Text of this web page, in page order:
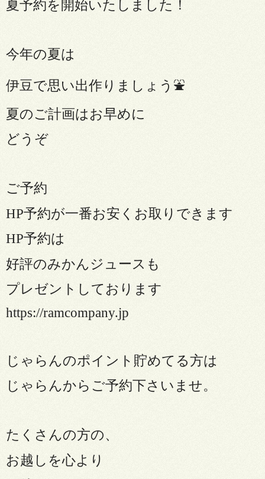
夏予約を開始いたしました！
今年の夏は
伊豆で思い出作りましょう⛲️
夏のご計画はお早めに
どうぞ
ご予約
HP予約が一番お安くお取りできます
HP予約は
好評のみかんジュースも
プレゼントしております
https://ramcompany.jp
じゃらんのポイント貯めてる方は
じゃらんからご予約下さいませ。
たくさんの方の、
お越しを心より